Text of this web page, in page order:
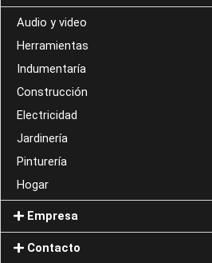
Audio y video
Herramientas
Indumentaría
Construcción
Electricidad
Jardinería
Pinturería
Hogar
Empresa
Contacto